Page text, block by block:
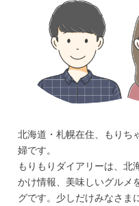
北海道・札幌在住、もりち
婦です。
もりもりダイアリーは、北
かけ情報、美味しいグルメ
グです。少しだけみなさま